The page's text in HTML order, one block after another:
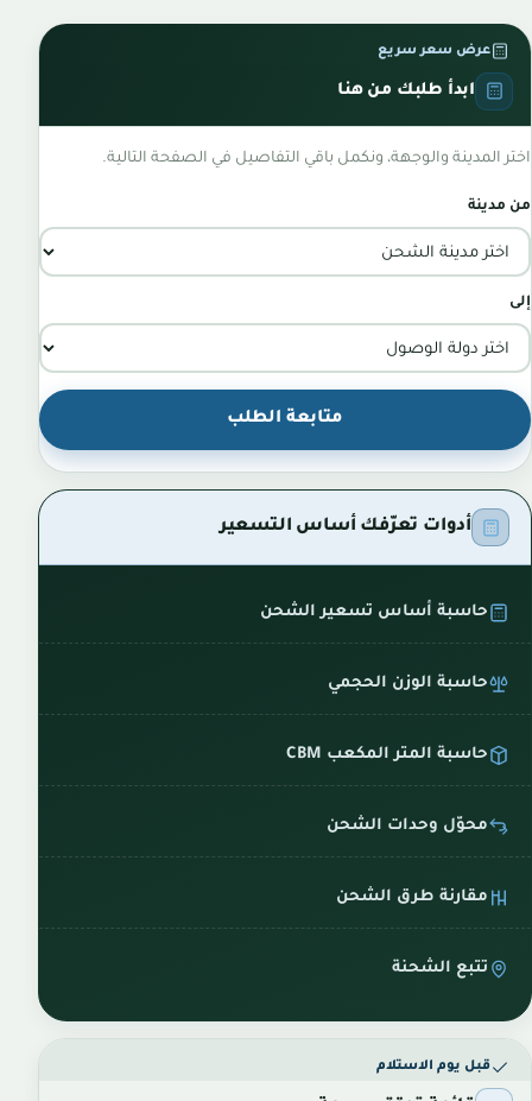
عرض سعر سريع
ابدأ طلبك من هنا
اختر المدينة والوجهة، ونكمل باقي التفاصيل في الصفحة التالية.
من مدينة
إلى
متابعة الطلب
أدوات تعرّفك أساس التسعير
حاسبة أساس تسعير الشحن
حاسبة الوزن الحجمي
حاسبة المتر المكعب CBM
محوّل وحدات الشحن
مقارنة طرق الشحن
تتبع الشحنة
قبل يوم الاستلام